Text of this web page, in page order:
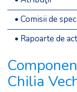
• Comisii de
• Rapoarte de
Chilia